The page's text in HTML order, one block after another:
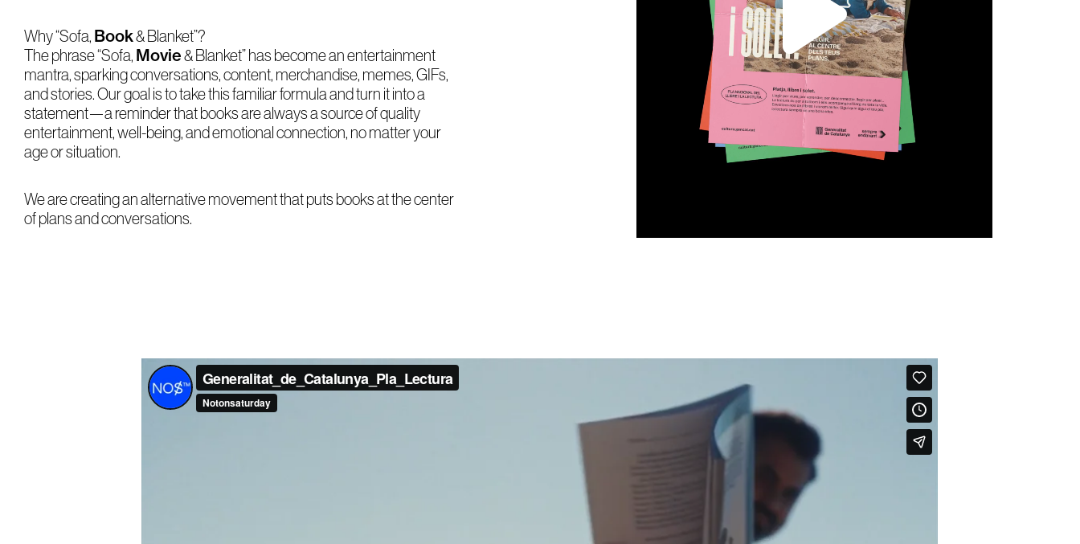
Why “Sofa, Book& Blanket”?
The phrase “Sofa, Movie& Blanket” has become an entertainment
mantra, sparking conversations, content, merchandise, memes, GIFs,
and stories. Our goal is to take this familiar formula and turn it into a
statement—a reminder that books are always a source of quality
entertainment, well-being, and emotional connection, no matter your
age or situation.
We are creating an alternative movement that puts books at the center
of plans and conversations.